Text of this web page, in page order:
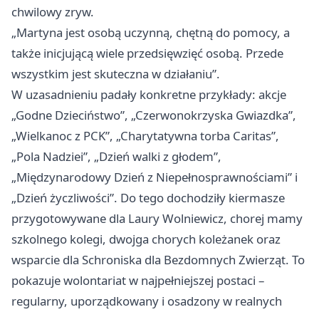
chwilowy zryw.
„Martyna jest osobą uczynną, chętną do pomocy, a
także inicjującą wiele przedsięwzięć osobą. Przede
wszystkim jest skuteczna w działaniu”.
W uzasadnieniu padały konkretne przykłady: akcje
„Godne Dzieciństwo”, „Czerwonokrzyska Gwiazdka”,
„Wielkanoc z PCK”, „Charytatywna torba Caritas”,
„Pola Nadziei”, „Dzień walki z głodem”,
„Międzynarodowy Dzień z Niepełnosprawnościami” i
„Dzień życzliwości”. Do tego dochodziły kiermasze
przygotowywane dla Laury Wolniewicz, chorej mamy
szkolnego kolegi, dwojga chorych koleżanek oraz
wsparcie dla Schroniska dla Bezdomnych Zwierząt. To
pokazuje wolontariat w najpełniejszej postaci –
regularny, uporządkowany i osadzony w realnych